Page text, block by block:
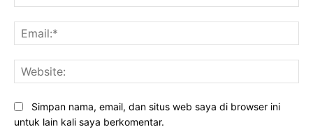
Simpan nama, email, dan situs web saya di browser ini
untuk lain kali saya berkomentar.